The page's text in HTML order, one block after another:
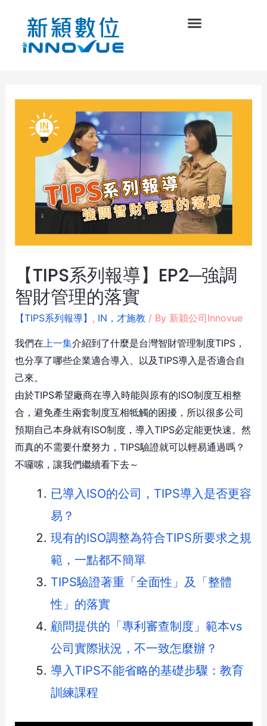
【TIPS系列報導】EP2─強調
智財管理的落實
【TIPS系列報導】 , IN，才施教 / By 新穎公司Innovue
我們在上一集介紹到了什麼是台灣智財管理制度TIPS，
也分享了哪些企業適合導入、以及TIPS導入是否適合自
己來。
由於TIPS希望廠商在導入時能與原有的ISO制度互相整
合，避免產生兩套制度互相牴觸的困擾，所以很多公司
預期自己本身就有ISO制度，導入TIPS必定能更快速。然
而真的不需要什麼努力，TIPS驗證就可以輕易通過嗎？
不囉嗦，讓我們繼續看下去～
已導入ISO的公司，TIPS導入是否更容
易？
現有的ISO調整為符合TIPS所要求之規
範，一點都不簡單
TIPS驗證著重「全面性」及「整體
性」的落實
顧問提供的「專利審查制度」範本vs
公司實際狀況，不一致怎麼辦？
導入TIPS不能省略的基礎步驟：教育
訓練課程